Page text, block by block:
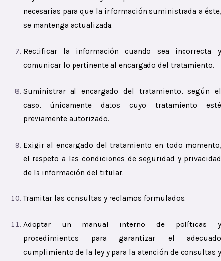
necesarias para que la información suministrada a éste,
se mantenga actualizada.
Rectificar la información cuando sea incorrecta y
comunicar lo pertinente al encargado del tratamiento.
Suministrar al encargado del tratamiento, según el
caso, únicamente datos cuyo tratamiento esté
previamente autorizado.
Exigir al encargado del tratamiento en todo momento,
el respeto a las condiciones de seguridad y privacidad
de la información del titular.
Tramitar las consultas y reclamos formulados.
Adoptar un manual interno de políticas y
procedimientos para garantizar el adecuado
cumplimiento de la ley y para la atención de consultas y